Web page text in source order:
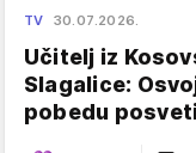
TV 30.07.2026.
Učitelj iz
Slagalice:
pobedu